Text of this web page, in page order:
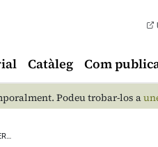
Catàleg Com
Podeu trobar-los a